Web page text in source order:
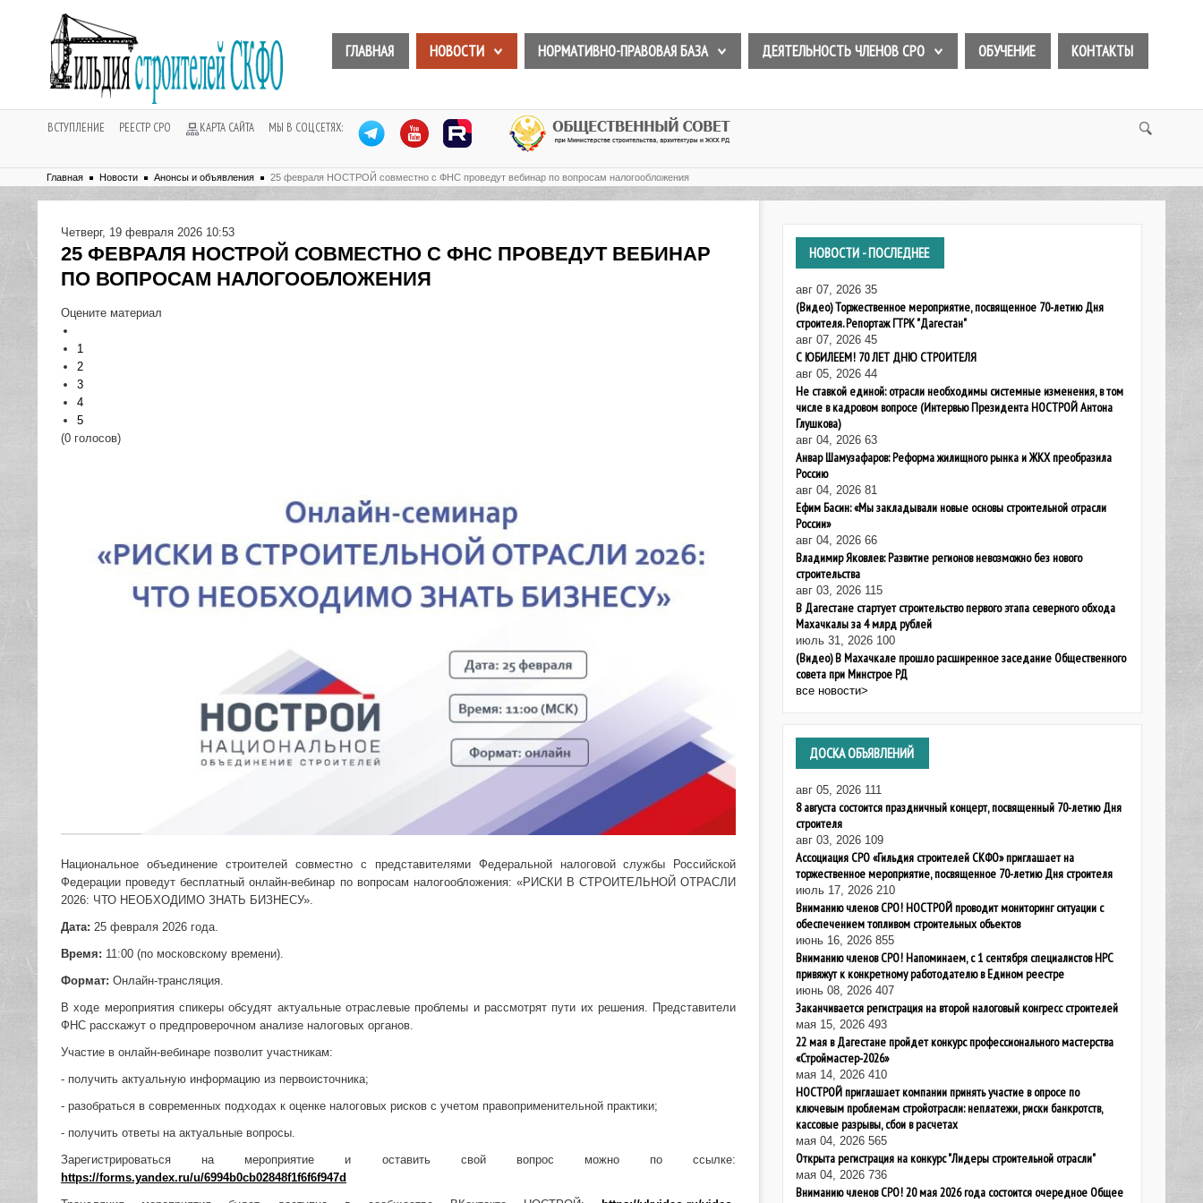
ГЛАВНАЯ НОВОСТИ НОРМАТИВНО-ПРАВОВАЯ БАЗА ДЕЯТЕЛЬНОСТЬ ЧЛЕНОВ СРО ОБУЧЕНИЕ КОНТАКТЫ
ВСТУПЛЕНИЕ РЕЕСТР СРО КАРТА САЙТА МЫ В СОЦСЕТЯХ:
Главная Новости Анонсы и объявления 25 февраля НОСТРОЙ совместно с ФНС проведут вебинар по вопросам налогообложения
Четверг, 19 февраля 2026 10:53
25 ФЕВРАЛЯ НОСТРОЙ СОВМЕСТНО С ФНС ПРОВЕДУТ ВЕБИНАР
ПО ВОПРОСАМ НАЛОГООБЛОЖЕНИЯ
Оцените материал
1
2
3
4
5
(0 голосов)
Национальное объединение строителей совместно с представителями Федеральной налоговой службы Российской
Федерации проведут бесплатный онлайн-вебинар по вопросам налогообложения: «РИСКИ В СТРОИТЕЛЬНОЙ ОТРАСЛИ
2026: ЧТО НЕОБХОДИМО ЗНАТЬ БИЗНЕСУ».
Дата: 25 февраля 2026 года.
Время: 11:00 (по московскому времени).
Формат: Онлайн-трансляция.
В ходе мероприятия спикеры обсудят актуальные отраслевые проблемы и рассмотрят пути их решения. Представители
ФНС расскажут о предпроверочном анализе налоговых органов.
Участие в онлайн-вебинаре позволит участникам:
- получить актуальную информацию из первоисточника;
- разобраться в современных подходах к оценке налоговых рисков с учетом правоприменительной практики;
- получить ответы на актуальные вопросы.
Зарегистрироваться на мероприятие и оставить свой вопрос можно по ссылке:
https://forms.yandex.ru/u/6994b0cb02848f1f6f6f947d
НОВОСТИ - ПОСЛЕДНЕЕ
авг 07, 2026 35
(Видео) Торжественное мероприятие, посвященное 70-летию Дня
строителя. Репортаж ГТРК "Дагестан"
авг 07, 2026 45
С ЮБИЛЕЕМ! 70 ЛЕТ ДНЮ СТРОИТЕЛЯ
авг 05, 2026 44
Не ставкой единой: отрасли необходимы системные изменения, в том
числе в кадровом вопросе (Интервью Президента НОСТРОЙ Антона
Глушкова)
авг 04, 2026 63
Анвар Шамузафаров: Реформа жилищного рынка и ЖКХ преобразила
Россию
авг 04, 2026 81
Ефим Басин: «Мы закладывали новые основы строительной отрасли
России»
авг 04, 2026 66
Владимир Яковлев: Развитие регионов невозможно без нового
строительства
авг 03, 2026 115
В Дагестане стартует строительство первого этапа северного обхода
Махачкалы за 4 млрд рублей
июль 31, 2026 100
(Видео) В Махачкале прошло расширенное заседание Общественного
совета при Минстрое РД
все новости>
ДОСКАОБЪЯВЛЕНИЙ
авг 05, 2026 111
8 августа состоится праздничный концерт, посвященный 70-летию Дня
строителя
авг 03, 2026 109
Ассоциация СРО «Гильдия строителей СКФО» приглашает на
торжественное мероприятие, посвященное 70-летию Дня строителя
июль 17, 2026 210
Вниманию членов СРО! НОСТРОЙ проводит мониторинг ситуации с
обеспечением топливом строительных объектов
июнь 16, 2026 855
Вниманию членов СРО! Напоминаем, с 1 сентября специалистов НРС
привяжут к конкретному работодателю в Едином реестре
июнь 08, 2026 407
Заканчивается регистрация на второй налоговый конгресс строителей
мая 15, 2026 493
22 мая в Дагестане пройдет конкурс профессионального мастерства
«Строймастер-2026»
мая 14, 2026 410
НОСТРОЙ приглашает компании принять участие в опросе по
ключевым проблемам стройотрасли: неплатежи, риски банкротств,
кассовые разрывы, сбои в расчетах
мая 04, 2026 565
Открыта регистрация на конкурс "Лидеры строительной отрасли"
мая 04, 2026 736
Вниманию членов СРО! 20 мая 2026 года состоится очередное Общее